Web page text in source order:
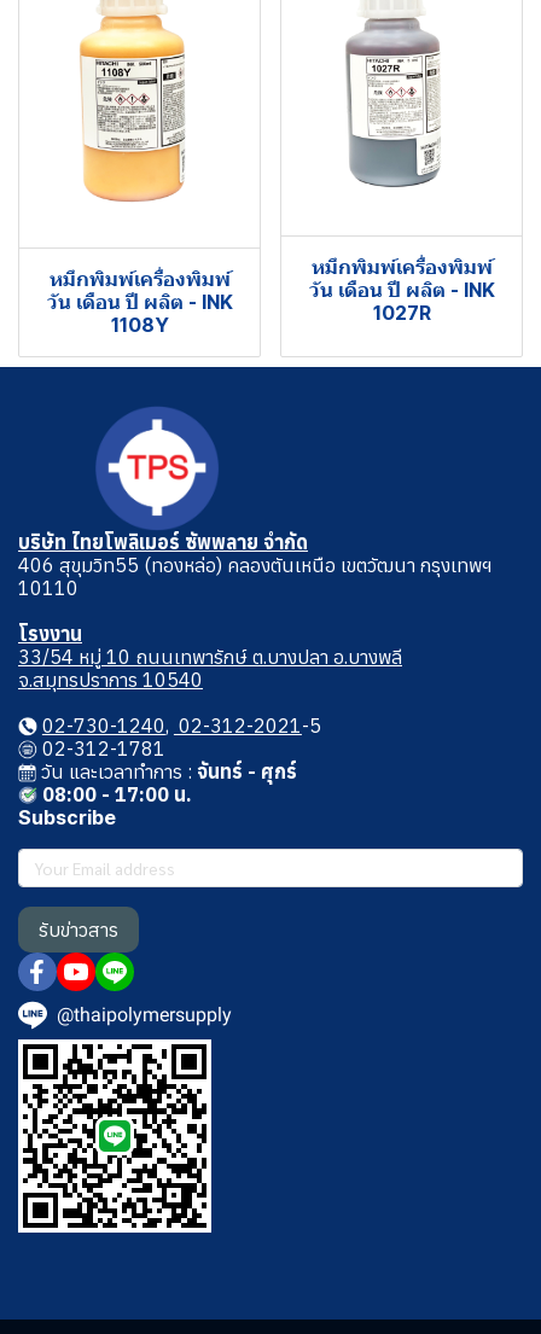
หมึกพิมพ์เครื่องพิมพ์
วัน เดือน ปี ผลิต - INK
1108Y
หมึกพิมพ์เครื่องพิมพ์
วัน เดือน ปี ผลิต - INK
1027R
บริษัท ไทยโพลิเมอร์ ซัพพลาย จำกัด
406 สุขุมวิท55 (ทองหล่อ) คลองตันเหนือ เขตวัฒนา กรุงเทพฯ
10110
โรงงาน
33/54 หมู่ 10 ถนนเทพารักษ์ ต.บางปลา อ.บางพลี
จ.สมุทรปราการ 10540
02-730-1240, 02-312-2021-5
02-312-1781
วัน และเวลาทําการ :จันทร์ - ศุกร์
08:00 - 17:00 น.
Subscribe
รับข่าวสาร
@thaipolymersupply